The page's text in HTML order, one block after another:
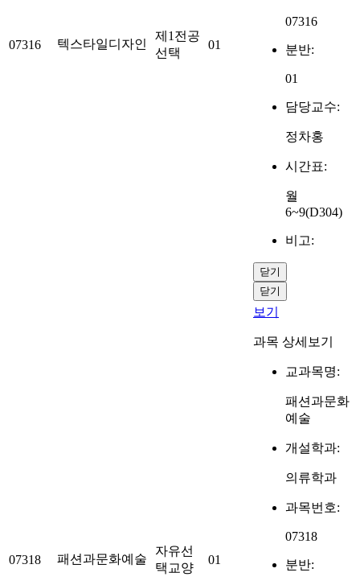
07316 텍스타일디자인
제1전공
선택
01
07316
분반:
01
담당교수:
정차홍
시간표:
월
6~9(D304)
비고:
닫기
닫기
07318 패션과문화예술
자유선
택교양
01
보기
과목 상세보기
교과목명:
패션과문화
예술
개설학과:
의류학과
과목번호:
07318
분반: